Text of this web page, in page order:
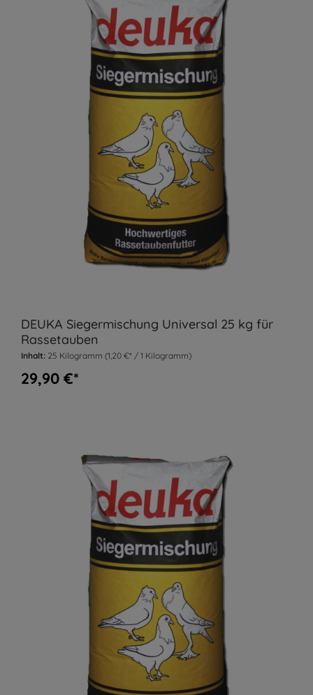
DEUKA Siegermischung Universal 25 kg für
Rassetauben
Inhalt: 25 Kilogramm (1,20 €* / 1 Kilogramm)
29,90 €*